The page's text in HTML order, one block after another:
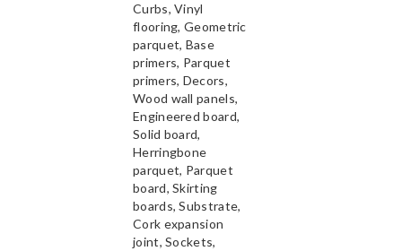
Curbs, Vinyl
flooring, Geometric
parquet, Base
primers, Parquet
primers, Decors,
Wood wall panels,
Engineered board,
Solid board,
Herringbone
parquet, Parquet
board, Skirting
boards, Substrate,
Cork expansion
joint, Sockets,